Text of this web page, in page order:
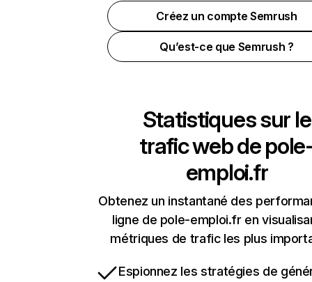
Créez un compte Semrush
Qu’est-ce que Semrush ?
Statistiques sur le
trafic web de
emploi.fr
Obtenez un instantané des
ligne de pole-emploi.fr en
métriques de trafic les plus
Espionnez les stratégies de